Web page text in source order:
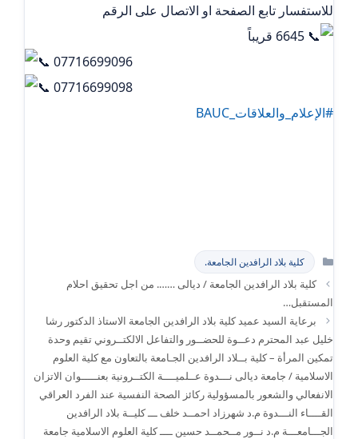
للاستفسار تابع الصفحة او الاتصال على الرقم
07716699096
07716699098
#الإعلام_والعلاقات_BAUC
التصنيفات
كلية بلاد الرافدين الجامعة.
كلية بلاد الرافدين الجامعة / ديالى ……. من اجل تحقيق احلام
المستقبل…
برعاية السيد عميد كلية بلاد الرافدين الجامعة الاستاذ الدكتور رشا
خليل عبد المحترم دعــوة للحضــور والتفاعل الالكتــروني تقيم وحدة
تمكين المرأة – كلية بــلاد الرافدين الجـامعة بالتعاون مع كلية العلوم
الاسلامية / جامعة ديالى نـــدوة عــلميــــة الكتــرونية بعنـــــوان الاتزان
الانفعالي والشعور بالمسؤولية ركائز الصحة النفسية عند الفرد العراقي
القــــاء النـــدوة م.د شهرزاد احمــد خلف ـــ كليــة بلاد الرافدين
الجـــامعـــة م.د نــور مــحمــد حسين ــــ كلية العلوم الاسلامية جامعة